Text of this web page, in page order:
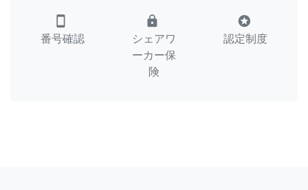
smartphone
番号確認
lock
シェアワ
ーカー保
険
stars
認定制度